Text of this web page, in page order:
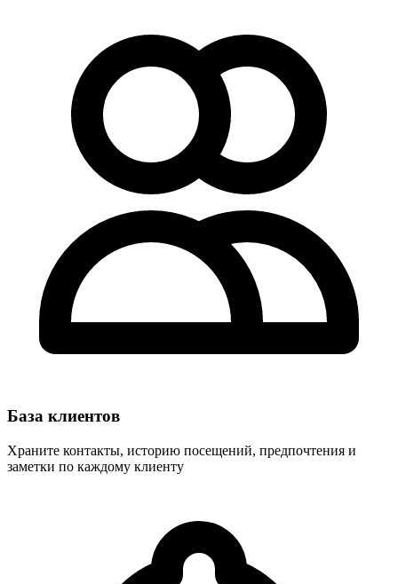
База клиентов
Храните контакты, историю посещений, предпочтения и
заметки по каждому клиенту